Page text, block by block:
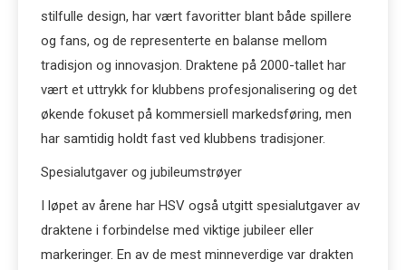
stilfulle design, har vært favoritter blant både spillere
og fans, og de representerte en balanse mellom
tradisjon og innovasjon. Draktene på 2000-tallet har
vært et uttrykk for klubbens profesjonalisering og det
økende fokuset på kommersiell markedsføring, men
har samtidig holdt fast ved klubbens tradisjoner.
Spesialutgaver og jubileumstrøyer
I løpet av årene har HSV også utgitt spesialutgaver av
draktene i forbindelse med viktige jubileer eller
markeringer. En av de mest minneverdige var drakten